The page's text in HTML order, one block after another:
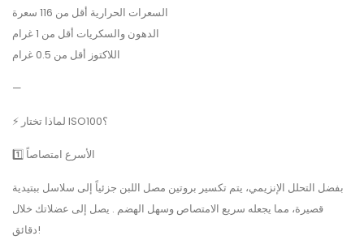
السعرات الحرارية أقل من 116 سعرة
الدهون والسكريات أقل من 1 غرام
اللاكتوز أقل من 0.5 غرام
—
⚡ لماذا تختار ISO100؟
1️⃣ الأسرع امتصاصاً
بفضل التحلل الإنزيمي، يتم تكسير بروتين مصل اللبن جزئياً إلى سلاسل ببتيدية
قصيرة، مما يجعله سريع الامتصاص وسهل الهضم . يصل إلى عضلاتك خلال
دقائق!